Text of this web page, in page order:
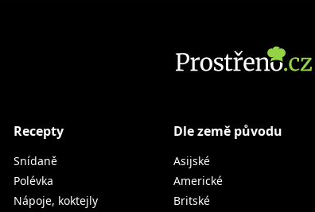
Recepty
Snídaně
Polévka
Nápoje, koktejly
Dle země původu
Asijské
Americké
Britské